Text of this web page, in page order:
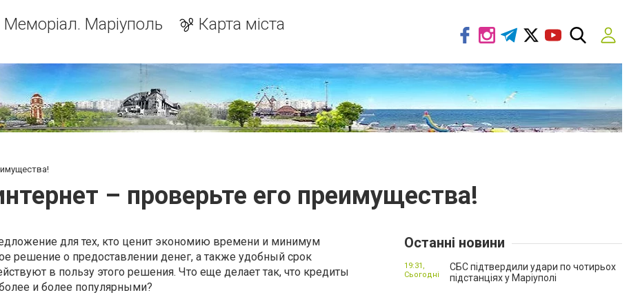
Меморіал. Маріуполь Карта міста
– проверьте его преимущества!
для тех, кто ценит экономию времени и минимум
решение о предоставлении денег, а также удобный срок
в пользу этого решения. Что еще делает так, что кредиты
и более популярными?
Останні новини
СБС підтвердили удари по чотирьох
підстанціях у Маріуполі
19:31,
Сьогодні